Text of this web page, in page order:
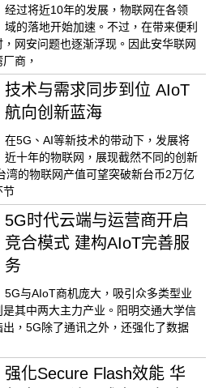
经过将近10年的发展，物联网在各领
域的落地开始加速。不过，在带来便利
网安问题也逐渐浮现。因此安华联网
商，
技术与需求同步到位 AIoT
航向创新蓝海
在5G、AI等新技术的带动下，发展将
近十年的物联网，展现截然不同的创新
湾的物联网产值可望突破新台币2万亿
节
5G时代云端与运营商开启
竞合模式 建构AIoT完善服
务
5G与AIoT商机庞大，吸引众多类型业
其中两大主力产业。阳明交通大学信
，5G除了通讯之外，还强化了数据
强化Secure Flash效能 华